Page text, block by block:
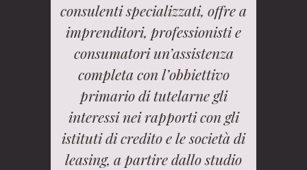
consulenti specializzati, offre a
imprenditori, professionisti e
consumatori un’assistenza
completa con l’obbiettivo
primario di tutelarne gli
interessi nei rapporti con gli
istituti di credito e le società di
leasing, a partire dallo studio